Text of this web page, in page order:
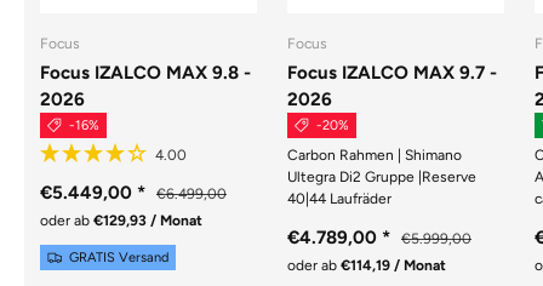
Focus
Focus IZALCO MAX 9.8 -
2026
-16%
€5.449,00 *
€6.499,00
oder ab €129,93 / Monat
GRATIS Versand
Focus
Focus IZALCO MAX 9.7 -
2026
-20%
Carbon Rahmen | Shimano
Ultegra Di2 Gruppe |Reserve
40|44 Laufräder
€4.789,00 *
€5.999,00
oder ab €114,19 / Monat